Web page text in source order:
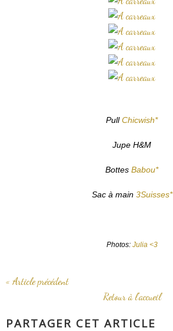
PullChicwish*
Jupe H&M
Bottes Babou*
Sac à main 3Suisses*
Photos: Julia <3
« Article précédent
Retour à l'accueil
PARTAGER CET ARTICLE